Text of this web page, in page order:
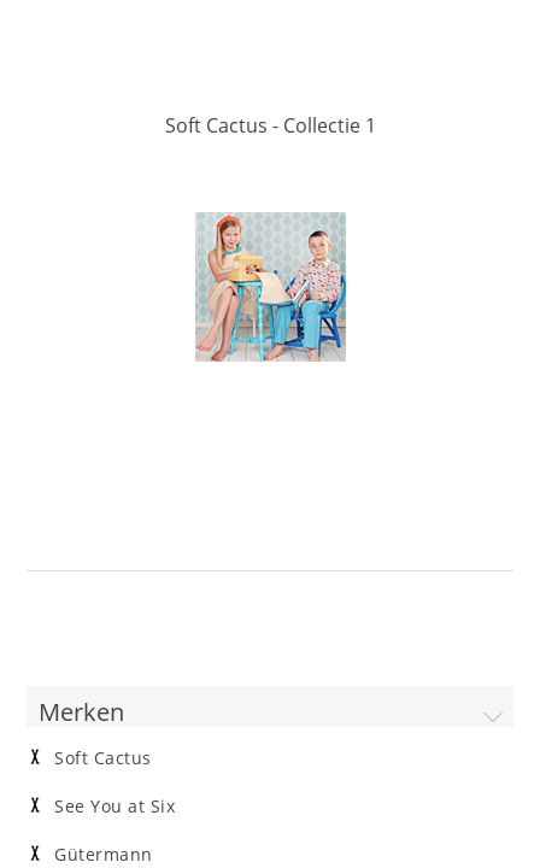
Soft Cactus - Collectie 1
Merken
Soft Cactus
See You at Six
Gütermann